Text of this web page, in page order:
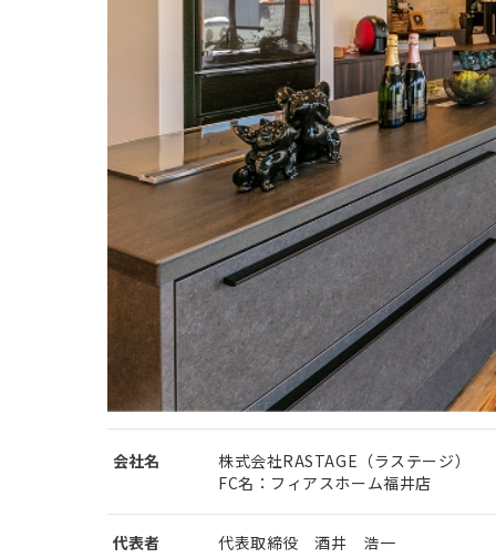
会社名
株式会社RASTAGE（ラステージ）
FC名：フィアスホーム福井店
代表者 代表取締役 酒井 浩一